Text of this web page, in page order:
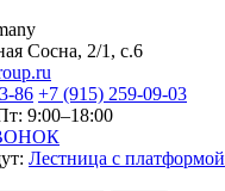
Сосна, 2/1, с.6
86 +7 (915) 259-09-03
9:00–18:00
Лестница с платформой